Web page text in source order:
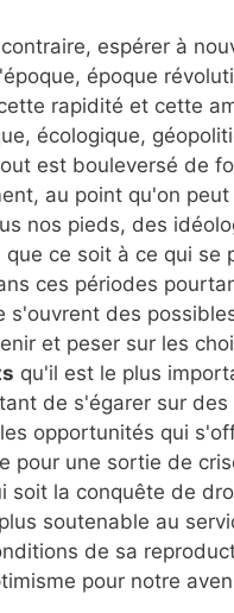
espérer à
époque
rapidité et cette
écologique,
est bouleversé de
au point qu'on
nos pieds, des
ce soit à ce qui se
ces périodes
s'ouvrent des
et peser sur les
qu'il est le plus
de s'égarer sur
opportunités qui
pour une sortie de
soit la conquête de
soutenable au
de sa
pour notre